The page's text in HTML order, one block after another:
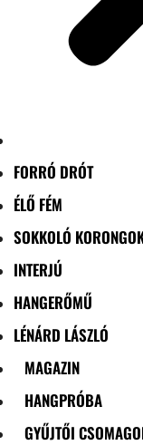
FORRÓ DRÓT
ÉLŐ FÉM
SOKKOLÓ
INTERJÚ
HANGERŐMŰ
LÉNÁRD LÁSZLÓ
MAGAZIN
HANGPRÓBA
GYŰJTŐI